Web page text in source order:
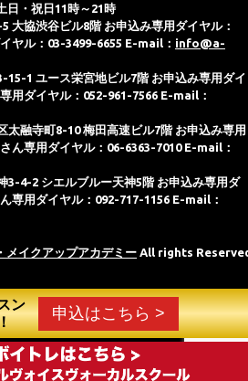
ン
申込はこちら >
日・祝日11時～21時
大協渋谷ビル8階 お申込み専用ダイヤル：
ヤル：03-3499-6655 E-mail： info@a-
15-1 ユース栄宮地ビル7階 お申込み専用ダイ
用ダイヤル：052-961-7566 E-mail：
太融寺町8-10 梅田高速ビル7階 お申込み専用
ん専用ダイヤル：06-6363-7010 E-mail：
3-4-2 シエルブルー天神5階 お申込み専用ダ
専用ダイヤル：092-717-1156 E-mail：
メイクアップアカデミー All rights